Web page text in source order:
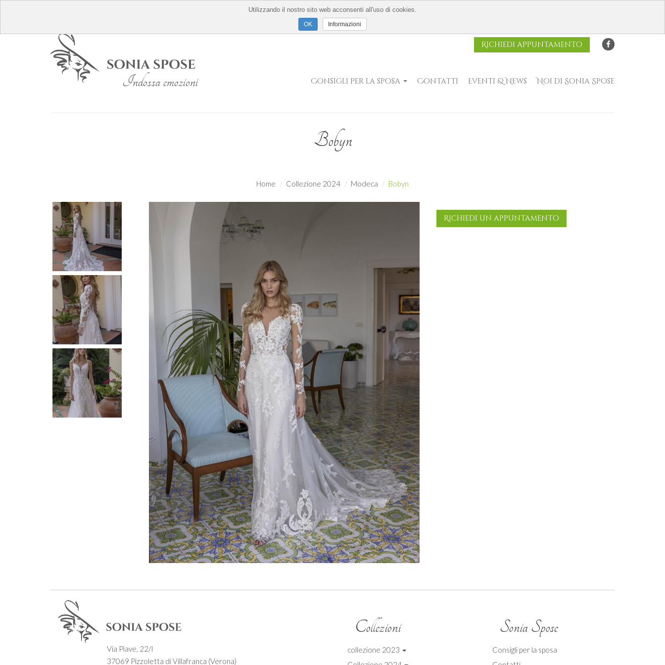
Indossa emozioni
Richiedi appuntamento
Consigli per la sposa Contatti Eventi & News Noi di Sonia Spose
Bobyn
Home Collezione 2024 Modeca Bobyn
Richiedi un appuntamento
Via Piave, 22/I
37069 Pizzoletta di Villafranca (Verona)
Collezioni
collezione 2023
Sonia Spose
Consigli per la sposa
Utilizzando il nostro sito web acconsenti all'uso di cookies.
Informazioni